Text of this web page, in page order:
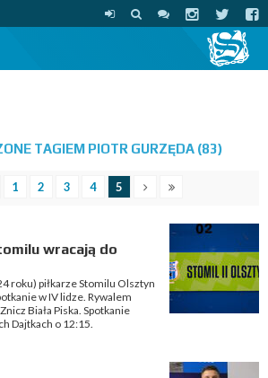
TAGIEM PIOTR GURZĘDA (83)
1 2 3 4 5
wracają do
roku) piłkarze Stomilu Olsztyn
w IV lidze. Rywalem
Biała Piska. Spotkanie
Dajtkach o 12:15.